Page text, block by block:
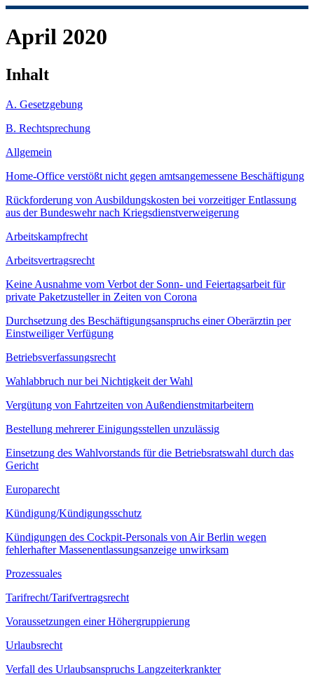
April 2020
Inhalt
A. Gesetzgebung
B. Rechtsprechung
Allgemein
Home-Office verstößt nicht gegen amtsangemessene Beschäftigung
Rückforderung von Ausbildungskosten bei vorzeitiger Entlassung
aus der Bundeswehr nach Kriegsdienstverweigerung
Arbeitskampfrecht
Arbeitsvertragsrecht
Keine Ausnahme vom Verbot der Sonn- und Feiertagsarbeit für
private Paketzusteller in Zeiten von Corona
Durchsetzung des Beschäftigungsanspruchs einer Oberärztin per
Einstweiliger Verfügung
Betriebsverfassungsrecht
Wahlabbruch nur bei Nichtigkeit der Wahl
Vergütung von Fahrtzeiten von Außendienstmitarbeitern
Bestellung mehrerer Einigungsstellen unzulässig
Einsetzung des Wahlvorstands für die Betriebsratswahl durch das
Gericht
Europarecht
Kündigung/Kündigungsschutz
Kündigungen des Cockpit-Personals von Air Berlin wegen
fehlerhafter Massenentlassungsanzeige unwirksam
Prozessuales
Tarifrecht/Tarifvertragsrecht
Voraussetzungen einer Höhergruppierung
Urlaubsrecht
Verfall des Urlaubsanspruchs Langzeiterkrankter